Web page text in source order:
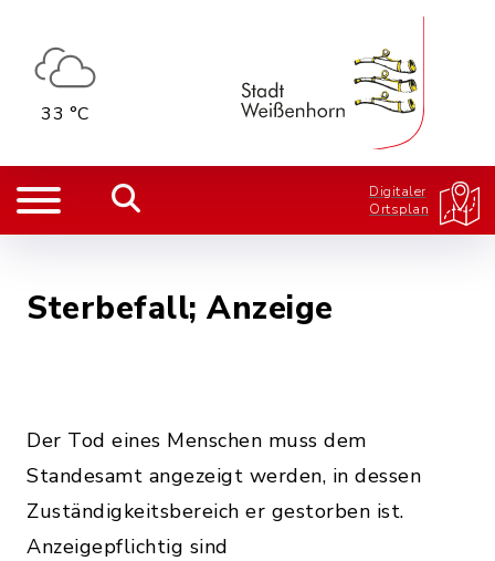
33 °C
Digitaler
Ortsplan
Sterbefall; Anzeige
Der Tod eines Menschen muss dem
Standesamt angezeigt werden, in dessen
Zuständigkeitsbereich er gestorben ist.
Anzeigepflichtig sind